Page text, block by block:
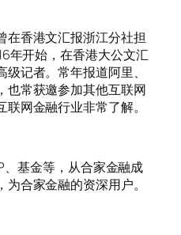
在香港文汇报浙江分社担
年开始，在香港大公文汇
记者。常年报道阿里、
也常获邀参加其他互联网
网金融行业非常了解。
基金等，从合家金融成
合家金融的资深用户。